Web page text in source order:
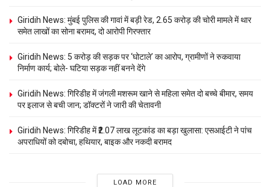
Giridih News: मुंबई पुलिस की गावां में बड़ी रेड, 2.65 करोड़ की चोरी मामले में थार
समेत लाखों का सोना बरामद, दो आरोपी गिरफ्तार
Giridih News: 5 करोड़ की सड़क पर ‘घोटाले’ का आरोप, ग्रामीणों ने रुकवाया
निर्माण कार्य; बोले- घटिया सड़क नहीं बनने देंगे
Giridih News: गिरिडीह में जंगली मशरूम खाने से महिला समेत दो बच्चे बीमार, समय
पर इलाज से बची जान; डॉक्टरों ने जारी की चेतावनी
Giridih News: गिरिडीह में ₹2.07 लाख लूटकांड का बड़ा खुलासा: एसआईटी ने पांच
अपराधियों को दबोचा, हथियार, बाइक और नकदी बरामद
LOAD MORE